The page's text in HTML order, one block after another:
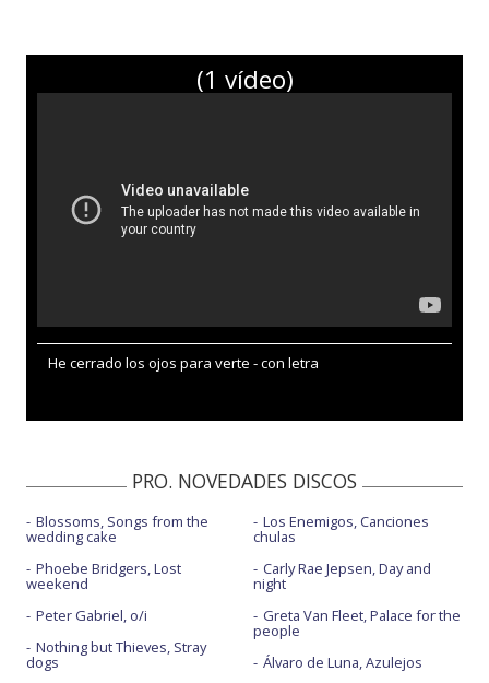
(1 vídeo)
He cerrado los ojos para verte - con letra
PRO. NOVEDADES DISCOS
Blossoms, Songs from the
wedding cake
Phoebe Bridgers, Lost
weekend
Peter Gabriel, o/i
Nothing but Thieves, Stray
dogs
Los Enemigos, Canciones
chulas
Carly Rae Jepsen, Day and
night
Greta Van Fleet, Palace for the
people
Álvaro de Luna, Azulejos